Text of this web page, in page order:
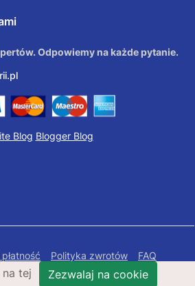
Odpowiemy na każde pytanie.
Blog Blogger Blog
Polityka zwrotów
FAQ
Mapa Strony
tej Zezwalaj na cookie